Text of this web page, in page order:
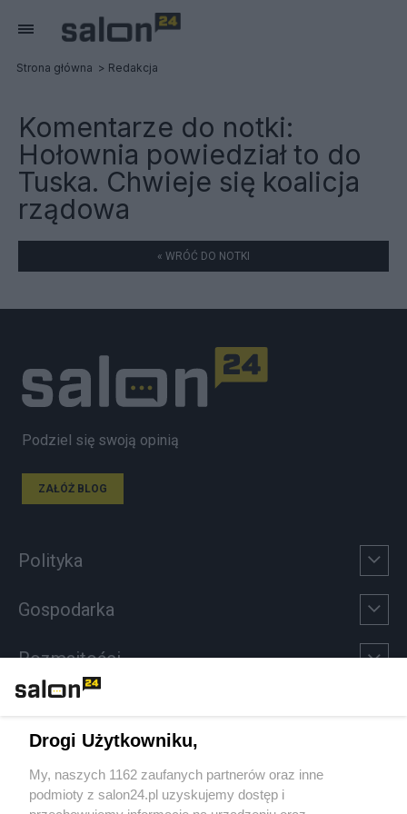
Strona główna Redakcja
Komentarze do notki:
Hołownia powiedział to do
Tuska. Chwieje się koalicja
rządowa
« WRÓĆ DO NOTKI
Podziel się swoją opinią
ZAŁÓŻ BLOG
Polityka
Gospodarka
Rozmaitości
Sport
Społeczeństwo
Drogi Użytkowniku,
My, naszych 1162 zaufanych partnerów oraz inne
podmioty z salon24.pl uzyskujemy dostęp i